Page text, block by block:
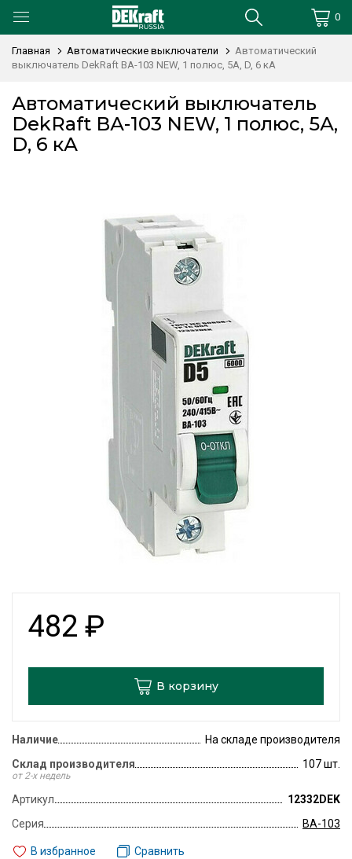
0
Главная Автоматические выключатели
Автоматический
выключатель DekRaft ВА-103 NEW, 1 полюс, 5А, D, 6 кА
Автоматический выключатель
DekRaft ВА-103 NEW, 1 полюс, 5А,
D, 6 кА
482 ₽
В корзину
Наличие
На складе производителя
Склад производителя
от 2-х недель
107 шт.
Артикул
12332DEK
Серия
ВА-103
В избранное Сравнить